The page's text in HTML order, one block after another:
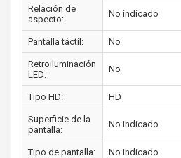
Relación de
aspecto:
No indicado
Pantalla táctil: No
Retroiluminación
LED:
No
Tipo HD: HD
Superficie de la
pantalla:
No indicado
Tipo de pantalla: No indicado